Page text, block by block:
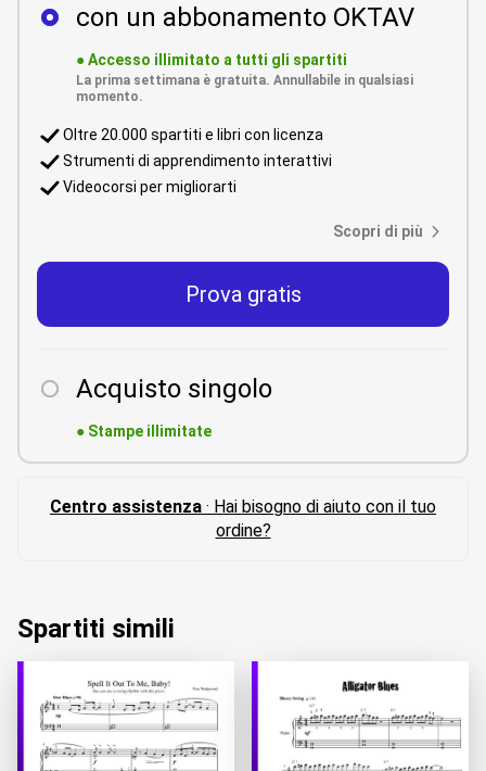
con un abbonamento OKTAV
●Accesso illimitato a tutti gli spartiti
La prima settimana è gratuita. Annullabile in qualsiasi
momento.
Oltre 20.000 spartiti e libri con licenza
Strumenti di apprendimento interattivi
Videocorsi per migliorarti
Scopri di più
Prova gratis
Acquisto singolo
● Stampe illimitate
Centro assistenza · Hai bisogno di aiuto con il tuo
ordine?
Spartiti simili